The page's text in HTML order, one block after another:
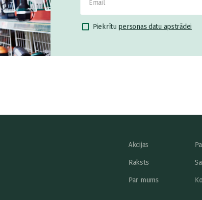
Piekrītu personas datu apstrādei
Akcijas
Raksts
Par mums